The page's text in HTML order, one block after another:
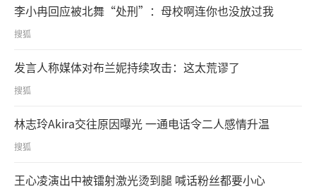
李小冉回应被北舞“处刑”：母校啊连你也没放过我
搜狐
发言人称媒体对布兰妮持续攻击：这太荒谬了
搜狐
林志玲Akira交往原因曝光 一通电话令二人感情升温
搜狐
王心凌演出中被镭射激光烫到腿 喊话粉丝都要小心